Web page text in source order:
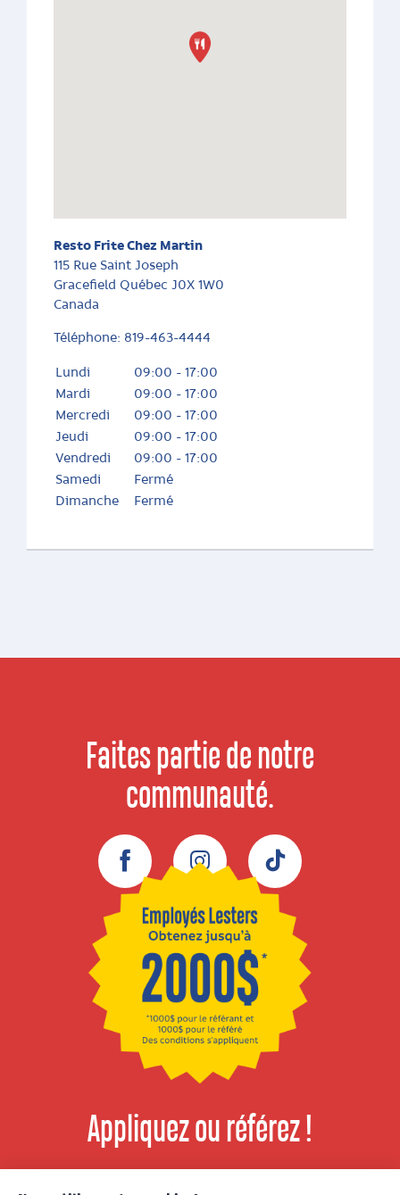
Resto Frite Chez Martin
115 Rue Saint Joseph
Gracefield Québec J0X 1W0
Canada
Téléphone: 819-463-4444
Lundi
09:00 - 17:00
Mardi
09:00 - 17:00
Mercredi
09:00 - 17:00
Jeudi
09:00 - 17:00
Vendredi
09:00 - 17:00
Samedi
Fermé
Dimanche
Fermé
Faites partie de notre
communauté.
Facebook Instagram TikTok
Appliquez ou référez !